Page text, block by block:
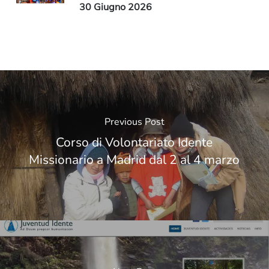
30 Giugno 2026
Previous Post
Corso di Volontariato Idente
Missionario a Madrid dal 2 al 4 marzo